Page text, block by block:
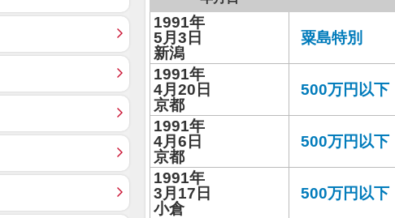
1991年
5月3日
新潟
粟島特別
1991年
4月20日
京都
500万円以下
1991年
4月6日
京都
500万円以下
1991年
3月17日
小倉
500万円以下